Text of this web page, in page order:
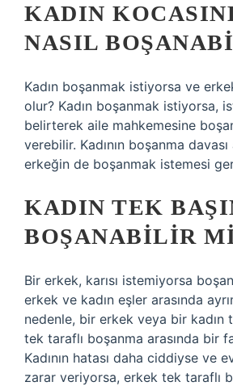
KADIN
NASIL
Kadın boşanmak istiyorsa ve
olur? Kadın boşanmak istiyorsa,
belirterek aile mahkemesine
verebilir. Kadının boşanma
erkeğin de boşanmak istemesi
KADIN TEK
BOŞANABILIR
Bir erkek, karısı istemiyorsa
erkek ve kadın eşler arasında
nedenle, bir erkek veya bir kadın
tek taraflı boşanma arasında bir
Kadının hatası daha ciddiyse ve
zarar veriyorsa, erkek tek taraflı